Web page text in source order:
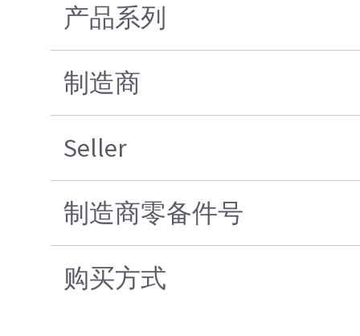
产品系列
制造商
Seller
制造商零备件号
购买方式